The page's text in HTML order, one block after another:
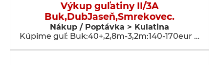
Výkup guľatiny II/3A
Buk,DubJaseň,Smrekovec.
Nákup / Poptávka > Kulatina
Kúpime guľ: Buk:40+,2,8m-3,2m:140-170eur …